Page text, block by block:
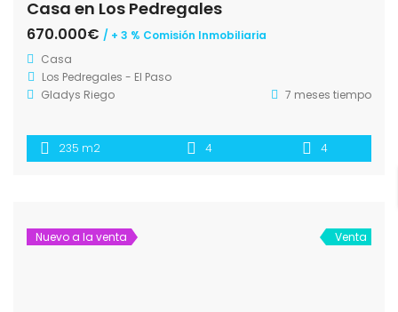
Casa en Los Pedregales
670.000€ / + 3 % Comisión Inmobiliaria
Casa
Los Pedregales - El Paso
Gladys Riego
7 meses tiempo
235 m2 4 4
Nuevo a la venta Venta